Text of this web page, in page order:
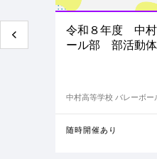
令和８年度 中村
ール部 部活動
中村高等学校 バレーボー
随時開催あり